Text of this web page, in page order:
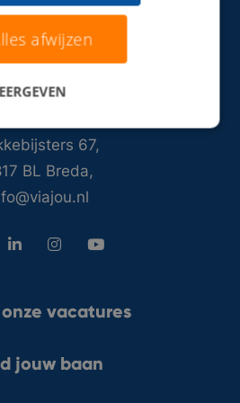
67,
BL Breda,
vacatures
jouw baan
afwijzen